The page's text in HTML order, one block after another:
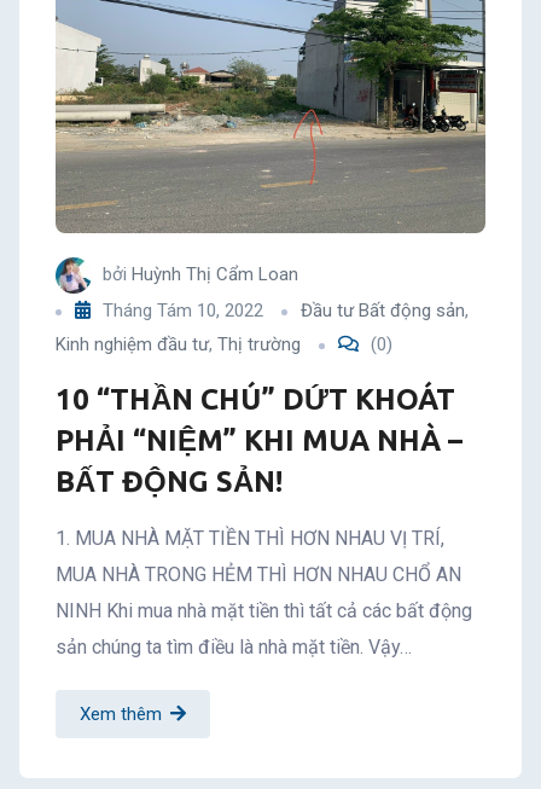
bởi Huỳnh Thị Cẩm Loan
Tháng Tám 10, 2022
Đầu tư Bất động sản,
Kinh nghiệm đầu tư, Thị trường (0)
10 “THẦN CHÚ” DỨT KHOÁT
PHẢI “NIỆM” KHI MUA NHÀ –
BẤT ĐỘNG SẢN!
1. MUA NHÀ MẶT TIỀN THÌ HƠN NHAU VỊ TRÍ,
MUA NHÀ TRONG HẺM THÌ HƠN NHAU CHỔ AN
NINH Khi mua nhà mặt tiền thì tất cả các bất động
sản chúng ta tìm điều là nhà mặt tiền. Vậy…
Xem thêm